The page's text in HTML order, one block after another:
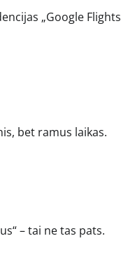
„Google
bet ramus laikas.
– tai ne tas pats.